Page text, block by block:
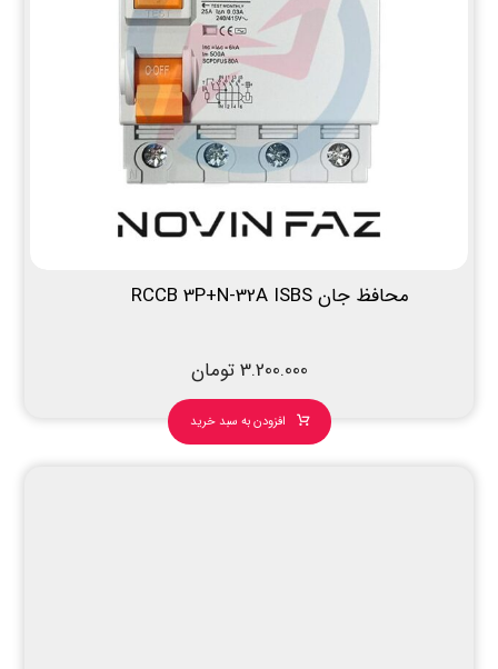
محافظ جان RCCB 3P+N-32A ISBS
3.200.000 تومان
افزودن به سبد خرید